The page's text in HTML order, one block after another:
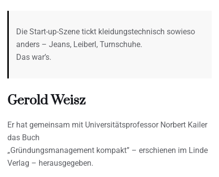
Die Start-up-Szene tickt kleidungstechnisch sowieso
anders – Jeans, Leiberl, Turnschuhe.
Das war’s.
Gerold Weisz
Er hat gemeinsam mit Universitätsprofessor Norbert Kailer
das Buch
„Gründungsmanagement kompakt” – erschienen im Linde
Verlag – herausgegeben.